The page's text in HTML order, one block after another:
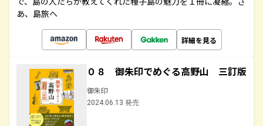
あ、島旅へ
詳細を見る
０８ 御朱印でめぐる高野山 三訂版
御朱印
2024.06.13 発売